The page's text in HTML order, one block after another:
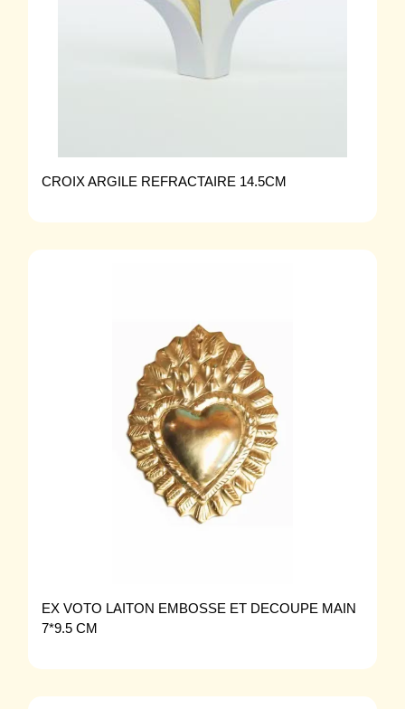
CROIX ARGILE REFRACTAIRE 14.5CM
EX VOTO LAITON EMBOSSE ET DECOUPE MAIN
7*9.5 CM